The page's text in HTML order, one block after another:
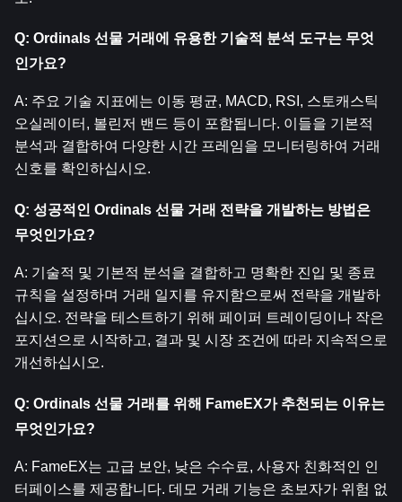
Q: Ordinals 선물 거래에 유용한 기술적 분석 도구는 무엇
인가요?
A: 주요 기술 지표에는 이동 평균, MACD, RSI, 스토캐스틱
오실레이터, 볼린저 밴드 등이 포함됩니다. 이들을 기본적
분석과 결합하여 다양한 시간 프레임을 모니터링하여 거래
신호를 확인하십시오.
Q: 성공적인 Ordinals 선물 거래 전략을 개발하는 방법은
무엇인가요?
A: 기술적 및 기본적 분석을 결합하고 명확한 진입 및 종료
규칙을 설정하며 거래 일지를 유지함으로써 전략을 개발하
십시오. 전략을 테스트하기 위해 페이퍼 트레이딩이나 작은
포지션으로 시작하고, 결과 및 시장 조건에 따라 지속적으로
개선하십시오.
Q: Ordinals 선물 거래를 위해 FameEX가 추천되는 이유는
무엇인가요?
A: FameEX는 고급 보안, 낮은 수수료, 사용자 친화적인 인
터페이스를 제공합니다. 데모 거래 기능은 초보자가 위험 없